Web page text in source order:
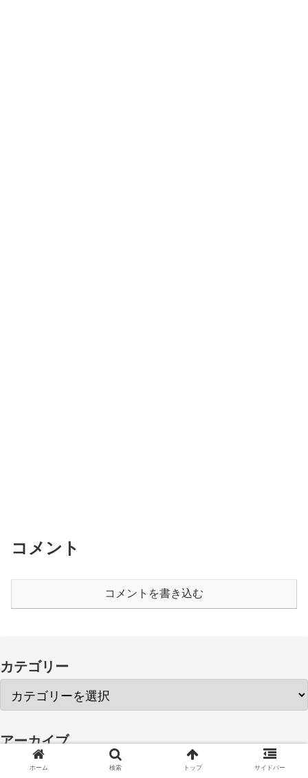
コメント
コメントを書き込む
カテゴリー
アーカイブ
ホーム 検索 トップ サイドバー